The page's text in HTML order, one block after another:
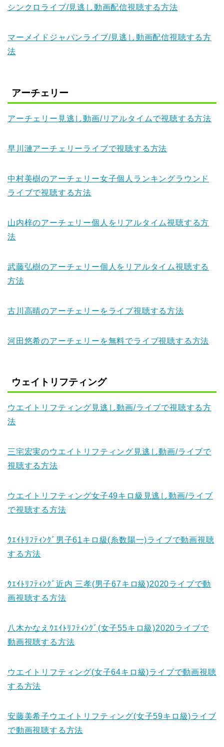
シンクロライブ/見逃し動画配信視聴する方法
マーメイドジャパンライブ/見逃し動画配信視聴する方
法
アーチェリー
アーチェリー見逃し動画/リアルタイムで視聴する方法
早川漣アーチェリーライブで視聴する方法
中村美樹のアーチェリー女子個人ランキングラウンド
ライブで視聴する方法
山内梓のアーチェリー個人をリアルタイム視聴する方
法
武藤弘樹のアーチェリー個人をリアルタイム視聴する
方法
古川高晴のアーチェリーをライブ視聴する方法
河田悠希のアーチェリーを無料でライブ視聴する方法
ウェイトリフティング
ウエイトリフティング見逃し動画/ライブで視聴する方
法
三宅宏実のウエイトリフティング見逃し動画/ライブで
視聴する方法
ウエイトリフティング女子49キロ級見逃し動画/ライブ
で視聴する方法
ｳｴｲﾄﾘﾌﾃｨﾝｸﾞ男子61キロ級(糸数陽一)ライブで動画視聴
する方法
ｳｴｲﾄﾘﾌﾃｨﾝｸﾞ近内 三孝(男子67キロ級)2020ライブで動
画視聴する方法
八木かなえｳｴｲﾄﾘﾌﾃｨﾝｸﾞ(女子55キロ級)2020ライブで
動画視聴する方法
ウエイトリフティング(女子64キロ級)ライブで動画視聴
する方法
安藤美希子ウエイトリフティング(女子59キロ級)ライブ
で動画視聴する方法